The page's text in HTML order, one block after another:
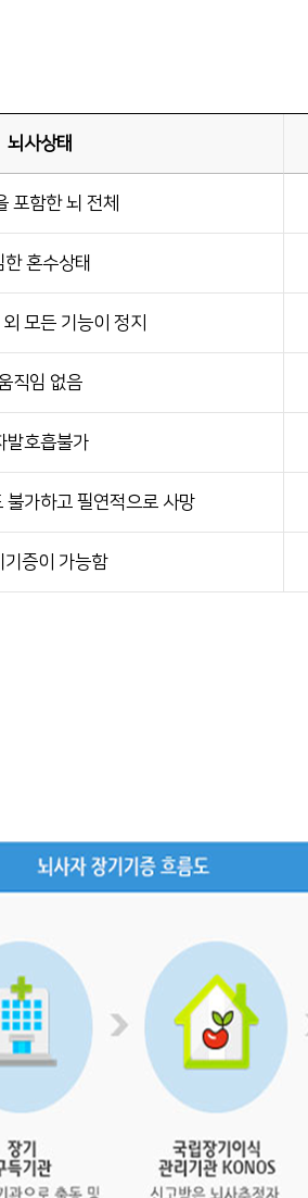
뇌사상태
포함한 뇌 전체
한 혼수상태
모든 기능이 정지
직임 없음
발호흡불가
불가하고 필연적으로 사망
기증이 가능함